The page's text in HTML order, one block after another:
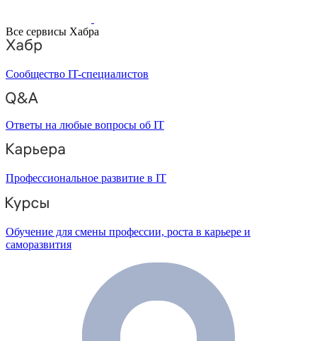
Все сервисы Хабра
Сообщество IT-специалистов
Ответы на любые вопросы об IT
Профессиональное развитие в IT
Обучение для смены профессии, роста в карьере и
саморазвития